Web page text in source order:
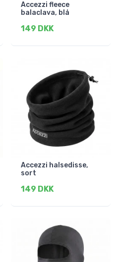
Accezzi fleece
balaclava, blå
149 DKK
Accezzi halsedisse,
sort
149 DKK